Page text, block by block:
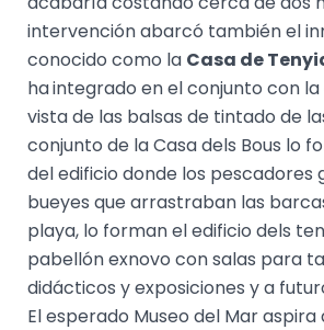
intervención abarcó también el
conocido como la Casa de
haintegrado en el conjunto con
vista de las balsas de tintado de
conjunto de la Casa dels Bous lo
del edificio donde los pescadores
bueyes que arrastraban las
playa, lo forman el edificio dels
pabellón exnovo con salas para
didácticos y exposiciones y a
El esperado Museo del Mar aspira